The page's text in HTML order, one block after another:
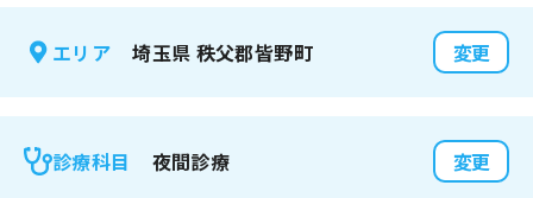
感染症
エリア 埼玉県 秩父郡皆野町 変更
診療科目 夜間診療 変更